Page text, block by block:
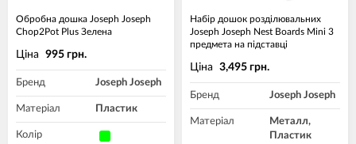
Обробна дошка Joseph Joseph
Chop2Pot Plus Зелена
Ціна 995 грн.
Бренд Joseph Joseph
Матеріал Пластик
Колір
Набір дошок розділювальних
Joseph Joseph Nest Boards Mini 3
предмета на підставці
Ціна 3,495 грн.
Бренд Joseph Joseph
Матеріал
Металл,
Пластик